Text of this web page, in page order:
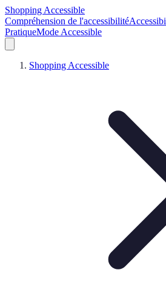
Shopping Accessible
Compréhension de l'accessibilité
PratiqueMode Accessible
Shopping Accessible